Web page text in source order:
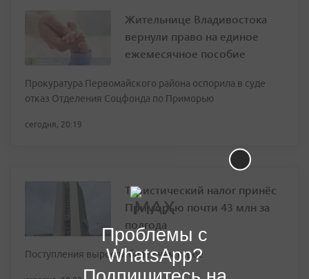
Жительнице Владивостока
вернули право на единое
ежемесячное пособие
Прокуратура Первомайского района оспорила в суде
отказ Отделения Соцфонда по Приморью
сегодня, 20:19
Туристический налог принёс
Приморью почти 43 млн за
полгода
Поступления выросли более чем втрое
Проблемы с
WhatsApp?